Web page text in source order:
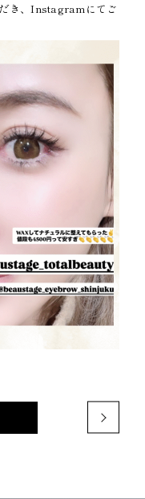
き、Instagramにてご